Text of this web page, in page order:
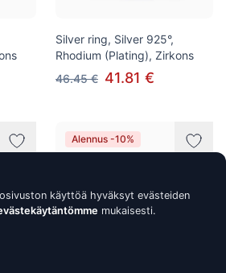
Silver ring, Silver 925°,
Rhodium (Plating), Zirkons
46.45 € 41.81 €
Alennus -10%
käyttöä hyväksyt evästeiden
mukaisesti.